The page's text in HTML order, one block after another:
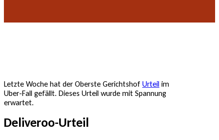
Letzte Woche hat der Oberste Gerichtshof Urteil im
Uber-Fall gefällt. Dieses Urteil wurde mit Spannung
erwartet.
Deliveroo-Urteil